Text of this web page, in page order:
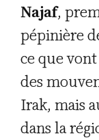
Najaf,
pépinière
ce que
des
Irak, mais
dans la